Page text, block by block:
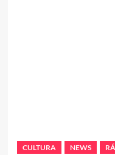
CULTURA NEWS